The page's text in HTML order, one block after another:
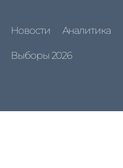
Новости Аналитика
Выборы 2026